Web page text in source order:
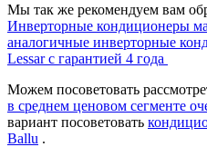
Мы так же рекомендуем вам
Инверторные кондиционеры
аналогичные инверторные
Lessar с гарантией 4 года
Можем посоветовать
в среднем ценовом сегменте
вариант посоветовать
Ballu .